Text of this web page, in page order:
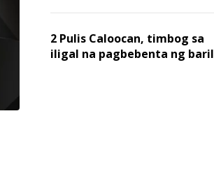
2 Pulis Caloocan, timbog sa
iligal na pagbebenta ng baril